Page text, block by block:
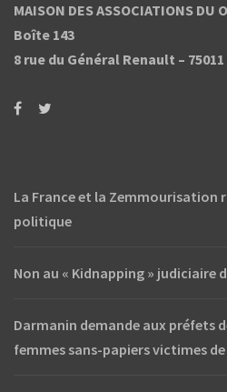
MAISON DES ASSOCIATIONS DU
Boîte 143
8 rue du Général Renault –
La France et la Zemmourisation
politique
Non au « Kidnapping » judiciaire
Darmanin demande aux préfets
femmes sans-papiers victimes